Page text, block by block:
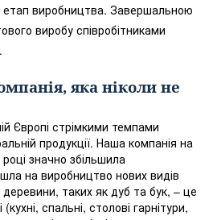
виробництва. Завершальною
виробу співробітниками
яка ніколи не
Європі стрімкими темпами
продукції. Наша компанія на
значно збільшила
на виробництво нових видів
деревини, таких як дуб та бук, – це
спальні, столові гарнітури,